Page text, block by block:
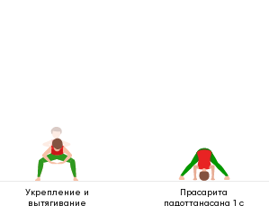
Укрепление и
вытягивание
Прасарита
падоттанасана 1 с